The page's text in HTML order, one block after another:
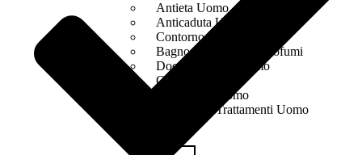
Antieta Uomo
Anticaduta Uomo
Contorno Occhi Uomo
Bagnodoccia Uomo Profumi
Docciaschiuma Uomo
Corpo Uomo
Deodoranti Uomo
Confezioni Trattamenti Uomo